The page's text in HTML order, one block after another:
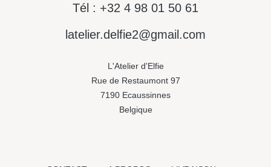
Tél : +32 4 98 01 50 61
latelier.delfie2@gmail.com
L'Atelier d'Elfie
Rue de Restaumont 97
7190 Ecaussinnes
Belgique